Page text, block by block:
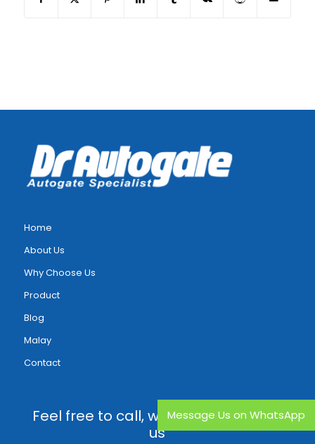
Home
About Us
Why Choose Us
Product
Blog
Malay
Contact
Feel free to call, whatsapp or email
us
Message Us on WhatsApp